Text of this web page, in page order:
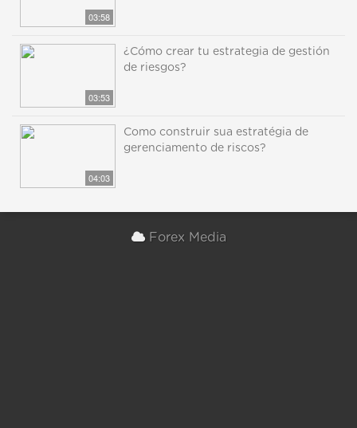
03:58
03:53
¿Cómo crear tu estrategia de gestión
de riesgos?
04:03
Como construir sua estratégia de
gerenciamento de riscos?
Forex Media